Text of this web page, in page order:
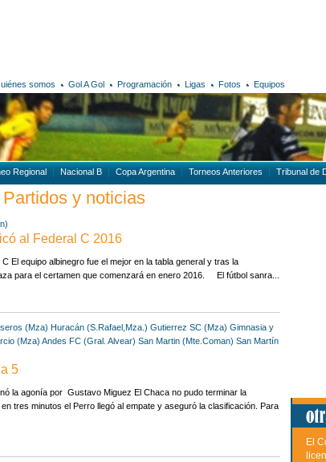
somos Gol A Gol Programación Ligas Fotos Equipos
Regional Nacional B Copa Argentina Torneos Anteriores Tribunal de
y noticias
al Federal C 2016
El equipo albinegro fue el mejor en la tabla general y tras la
para el certamen que comenzará en enero 2016. El fútbol sanra...
(Mza) Huracán (S.Rafael,Mza.) Gutierrez SC (Mza) Gimnasia y
(Mza) Andes FC (Gral. Alvear) San Martin (Mte.Coman) San Martín
5
la agonía por Gustavo Miguez El Chaca no pudo terminar la
tres minutos el Perro llegó al empate y aseguró la clasificación. Para
El